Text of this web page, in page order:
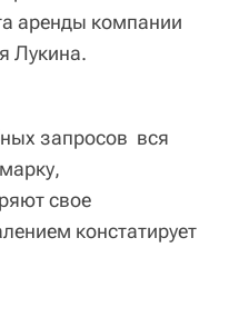
аренды компании
Лукина.
запросов вся
свое
констатирует